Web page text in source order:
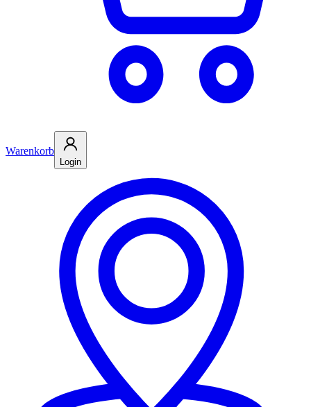
Warenkorb
Login